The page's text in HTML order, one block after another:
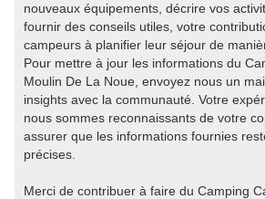
nouveaux équipements, décrire vos
fournir des conseils utiles, votre
campeurs à planifier leur séjour de
Pour mettre à jour les informations du
Moulin De La Noue, envoyez nous un
insights avec la communauté. Votre
nous sommes reconnaissants de votre
assurer que les informations fournies
précises.
Merci de contribuer à faire du Camping